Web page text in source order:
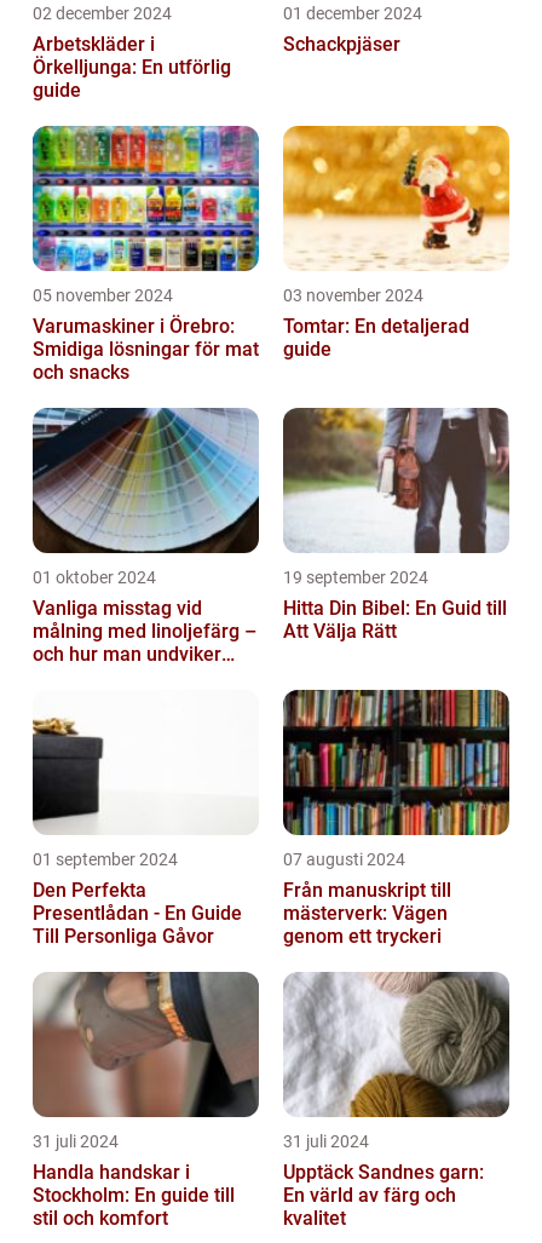
02 december 2024
Arbetskläder i
Örkelljunga: En utförlig
guide
01 december 2024
Schackpjäser
05 november 2024
Varumaskiner i Örebro:
Smidiga lösningar för mat
och snacks
03 november 2024
Tomtar: En detaljerad
guide
01 oktober 2024
Vanliga misstag vid
målning med linoljefärg –
och hur man undviker
19 september 2024
Hitta Din Bibel: En Guid till
Att Välja Rätt
01 september 2024
Den Perfekta
Presentlådan - En Guide
Till Personliga Gåvor
07 augusti 2024
Från manuskript till
mästerverk: Vägen
genom ett tryckeri
31 juli 2024
Handla handskar i
Stockholm: En guide till
stil och komfort
31 juli 2024
Upptäck Sandnes garn:
En värld av färg och
kvalitet